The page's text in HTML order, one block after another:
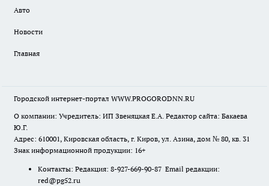
Авто
Новости
Главная
Городской интернет-портал WWW.PROGORODNN.RU
О компании: Учредитель: ИП Звеняцкая Е.А. Редактор сайта: Бакаева
Ю.Г.
Адрес: 610001, Кировская область, г. Киров, ул. Азина, дом № 80, кв. 31
Знак информационной продукции: 16+
Контакты: Редакция: 8-927-669-90-87 Email редакции:
red@pg52.ru